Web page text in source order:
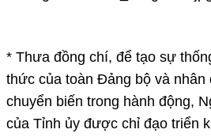
* Thưa đồng chí, để tạo sự
thức của toàn Đảng bộ và
chuyển biến trong hành động,
của Tỉnh ủy được chỉ đạo triển